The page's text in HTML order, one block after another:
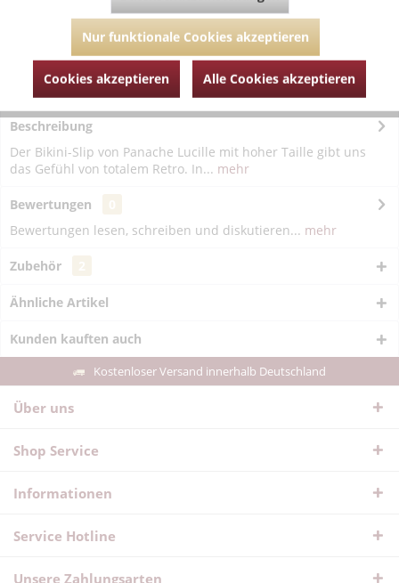
Beschreibung
Der Bikini-Slip von Panache Lucille mit hoher Taille gibt uns
das Gefühl von totalem Retro. In... mehr
Bewertungen
Bewertungen lesen, schreiben und diskutieren... mehr
Zubehör
Ähnliche Artikel
Kunden kauften auch
Kostenloser Versand innerhalb Deutschland
Über uns
Shop Service
Informationen
Service Hotline
Unsere Zahlungsarten
Nur funktionale Cookies akzeptieren
Cookies akzeptieren Alle Cookies akzeptieren